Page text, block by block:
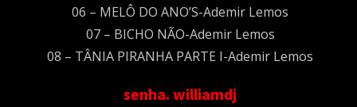
06 – MELÔ DO ANO’S-Ademir Lemos
07 – BICHO NÃO-Ademir Lemos
08 – TÂNIA PIRANHA PARTE I-Ademir Lemos
senha. williamdj